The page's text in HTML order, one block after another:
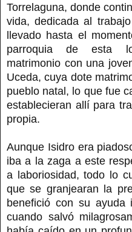
Torrelaguna, donde
vida, dedicada al
llevado hasta el
parroquia de esta
matrimonio con una
Uceda, cuya dote
pueblo natal, lo que fue
establecieran allí para
propia.
Aunque Isidro era
iba a la zaga a este
a laboriosidad, todo lo
que se granjearan la
benefició con su ayuda
cuando salvó